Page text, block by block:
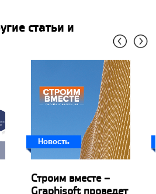
Новость
Строим вместе –
Graphisoft проведет